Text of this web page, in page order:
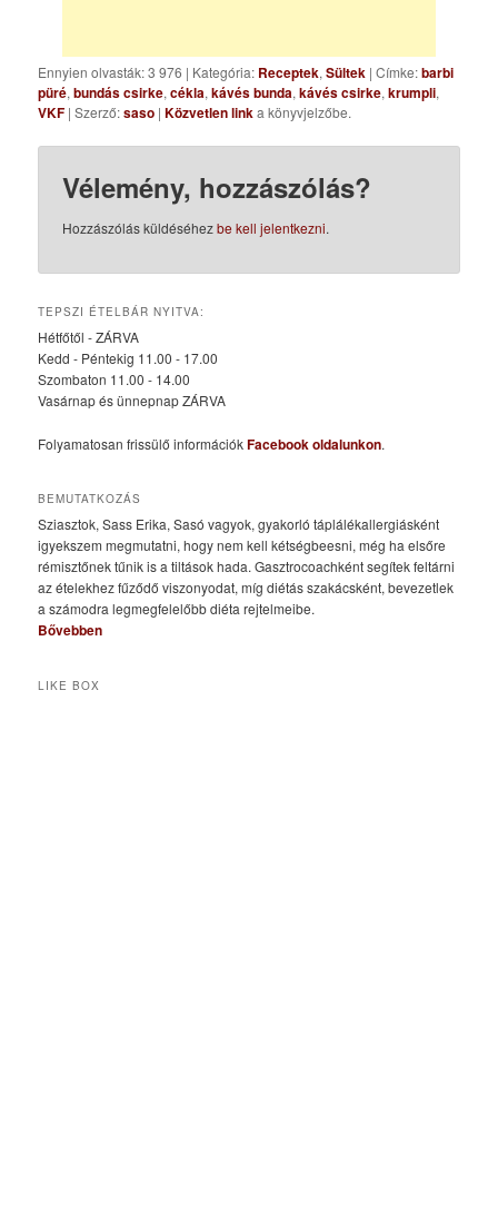
Ennyien olvasták: 3 976 | Kategória: Receptek,Sültek | Címke:barbi
püré,bundás csirke,cékla,kávés bunda,kávés csirke,krumpli,
VKF | Szerző:saso |Közvetlen linka könyvjelzőbe.
Vélemény, hozzászólás?
Hozzászólás küldéséhezbe kell jelentkezni.
TEPSZI ÉTELBÁR NYITVA:
Hétfőtől - ZÁRVA
Kedd - Péntekig 11.00 - 17.00
Szombaton 11.00 - 14.00
Vasárnap és ünnepnap ZÁRVA
Folyamatosan frissülő információkFacebook oldalunkon.
BEMUTATKOZÁS
Sziasztok, Sass Erika, Sasó vagyok, gyakorló táplálékallergiásként
igyekszem megmutatni, hogy nem kell kétségbeesni, még ha elsőre
rémisztőnek tűnik is a tiltások hada. Gasztrocoachként segítek feltárni
az ételekhez fűződő viszonyodat, míg diétás szakácsként, bevezetlek
a számodra legmegfelelőbb diéta rejtelmeibe.
Bővebben
LIKE BOX